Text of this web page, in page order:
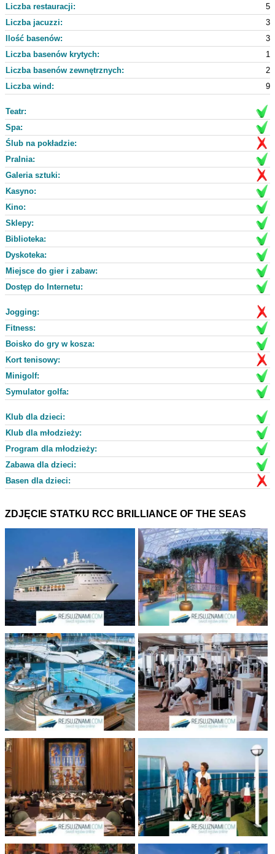
Liczba restauracji:
5
Liczba jacuzzi:
3
Ilość basenów:
3
Liczba basenów krytych:
1
Liczba basenów zewnętrznych:
2
Liczba wind:
9
Teatr:
Spa:
Ślub na pokładzie:
Pralnia:
Galeria sztuki:
Kasyno:
Kino:
Sklepy:
Biblioteka:
Dyskoteka:
Miejsce do gier i zabaw:
Dostęp do Internetu:
Jogging:
Fitness:
Boisko do gry w kosza:
Kort tenisowy:
Minigolf:
Symulator golfa:
Klub dla dzieci:
Klub dla młodzieży:
Program dla młodzieży:
Zabawa dla dzieci:
Basen dla dzieci:
ZDJĘCIE STATKU RCC BRILLIANCE OF THE SEAS